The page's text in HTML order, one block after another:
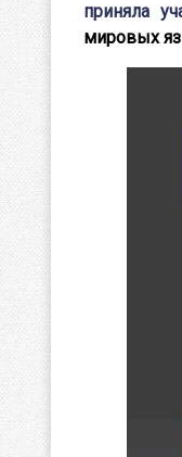
приняла
мировых